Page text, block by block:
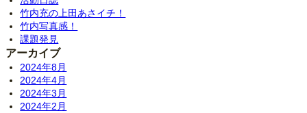
竹内充の上田あさイチ！
竹内写真感！
課題発見
アーカイブ
2024年8月
2024年4月
2024年3月
2024年2月